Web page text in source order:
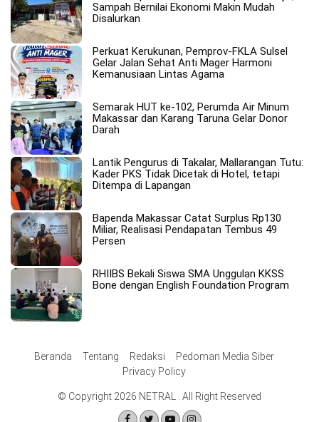
Sampah Bernilai Ekonomi Makin Mudah
Disalurkan
Perkuat Kerukunan, Pemprov-FKLA Sulsel
Gelar Jalan Sehat Anti Mager Harmoni
Kemanusiaan Lintas Agama
Semarak HUT ke-102, Perumda Air Minum
Makassar dan Karang Taruna Gelar Donor
Darah
Lantik Pengurus di Takalar, Mallarangan Tutu:
Kader PKS Tidak Dicetak di Hotel, tetapi
Ditempa di Lapangan
Bapenda Makassar Catat Surplus Rp130
Miliar, Realisasi Pendapatan Tembus 49
Persen
RHIIBS Bekali Siswa SMA Unggulan KKSS
Bone dengan English Foundation Program
Beranda Tentang Redaksi
Pedoman Media Siber
Privacy Policy
© Copyright 2026 NETRAL . All Right Reserved